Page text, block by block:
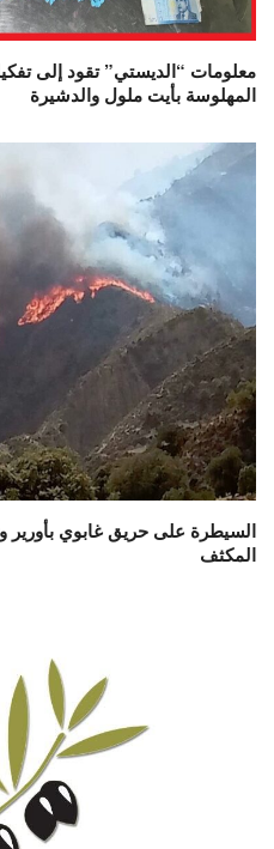
معلومات “الديستي” تقود إلى
المهلوسة بأيت ملول والدشيرة
السيطرة على حريق غابوي بأورير
المكثف